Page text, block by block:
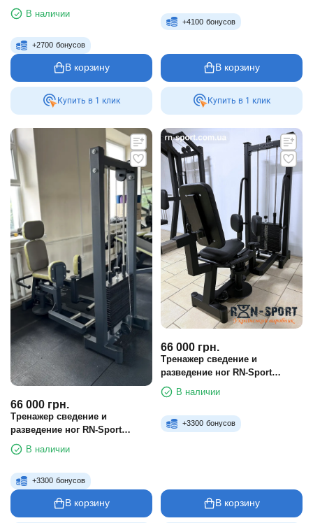
В наличии
+2700 бонусов
В корзину
Купить в 1 клик
+4100 бонусов
В корзину
Купить в 1 клик
66 000 грн.
Тренажер сведение и
разведение ног RN-Sport
Imperium без регулировки
В наличии
+3300 бонусов
В корзину
66 000 грн.
Тренажер сведение и
разведение ног RN-Sport
Imperium с регулировкой
В наличии
+3300 бонусов
В корзину